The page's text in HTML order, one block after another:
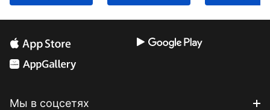
Мы в соцсетях